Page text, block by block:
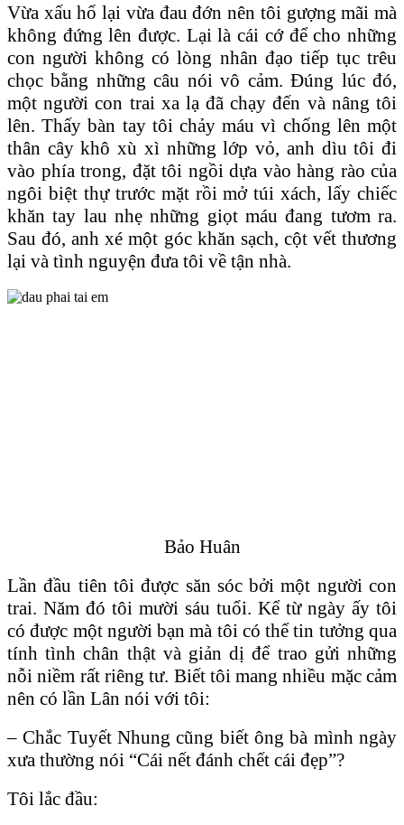
Vừa xấu hổ lại vừa đau đớn nên tôi gượng mãi mà
không đứng lên được. Lại là cái cớ để cho những
con người không có lòng nhân đạo tiếp tục trêu
chọc bằng những câu nói vô cảm. Ðúng lúc đó,
một người con trai xa lạ đã chạy đến và nâng tôi
lên. Thấy bàn tay tôi chảy máu vì chống lên một
thân cây khô xù xì những lớp vỏ, anh dìu tôi đi
vào phía trong, đặt tôi ngồi dựa vào hàng rào của
ngôi biệt thự trước mặt rồi mở túi xách, lấy chiếc
khăn tay lau nhẹ những giọt máu đang tươm ra.
Sau đó, anh xé một góc khăn sạch, cột vết thương
lại và tình nguyện đưa tôi về tận nhà.
Bảo Huân
Lần đầu tiên tôi được săn sóc bởi một người con
trai. Năm đó tôi mười sáu tuổi. Kể từ ngày ấy tôi
có được một người bạn mà tôi có thể tin tưởng qua
tính tình chân thật và giản dị để trao gửi những
nỗi niềm rất riêng tư. Biết tôi mang nhiều mặc cảm
nên có lần Lân nói với tôi:
– Chắc Tuyết Nhung cũng biết ông bà mình ngày
xưa thường nói “Cái nết đánh chết cái đẹp”?
Tôi lắc đầu: